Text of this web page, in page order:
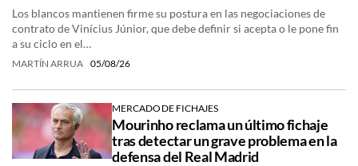
Los blancos mantienen firme su postura en las negociaciones de
contrato de Vinícius Júnior, que debe definir si acepta o le pone fin
a su ciclo en el…
MARTÍN ARRUA 05/08/26
MERCADO DE FICHAJES
Mourinho reclama un último fichaje
tras detectar un grave problema en la
defensa del Real Madrid